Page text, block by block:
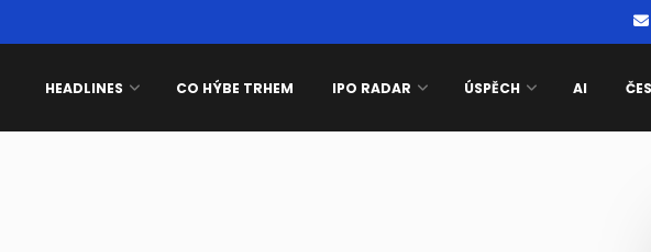
HEADLINES CO HÝBE TRHEM IPO RADAR ÚSPĚCH AI